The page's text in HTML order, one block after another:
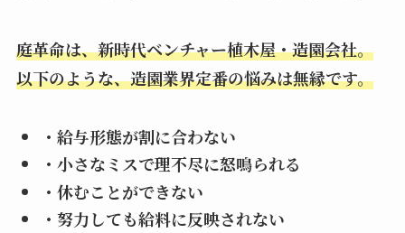
庭革命は、新時代ベンチャー植木屋・造園会社。
以下のような、造園業界定番の悩みは無縁です。
・給与形態が割に合わない
・小さなミスで理不尽に怒鳴られる
・休むことができない
・努力しても給料に反映されない